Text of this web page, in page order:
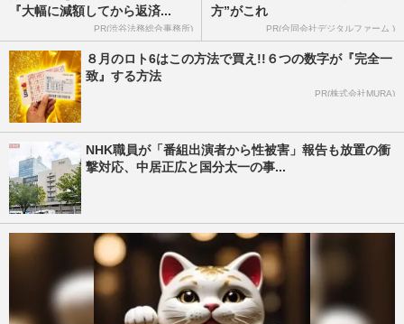
『大幅に減額してから返済...
PR(渋谷法務総合事務所)
方”がこれ
PR(合同会社デジタルファーム )
８月のロト6はこの方法で買え!!６つの数字が『完全一
致』する方法
PR(株式会社MURA)
NHK職員が「番組出演者から性被害」報告も放置の衝
撃対応、中居正広と国分太一の事...